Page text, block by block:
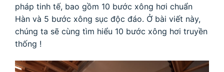
pháp tinh tế, bao gồm 10 bước xông hơi chuẩn
Hàn và 5 bước xông sục độc đáo. Ở bài viết này,
chúng ta sẽ cùng tìm hiểu 10 bước xông hơi truyền
thống !